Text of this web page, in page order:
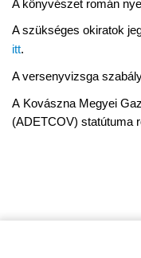
A könyvészet román
A szükséges okiratok
itt.
A versenyvizsga
A Kovászna Megyei
(ADETCOV) statútuma